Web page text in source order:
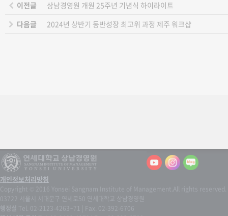
이전글
상남경영원 개원 25주년 기념식 하이라이트
다음글
2024년 상반기 동반성장 최고위 과정 제주 워크샵
개인정보처리방침
Copyright © 2016 Yonsei Sangnam Institute of Management.All rights reserved.
03722 서울시 서대문구 연세로50 연세대학교 상남경영원
행정실 Tel. 02-2123-4263~71 | Fax. 02-392-6706